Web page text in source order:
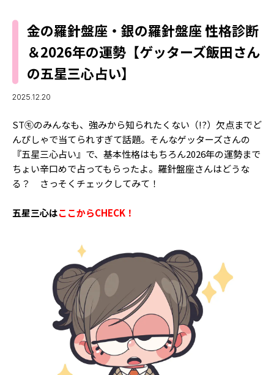
おでかけ
お悩み相談
MODEL'S BLOG
TikTok
Instagram
FORTUNE
ゲッターズ飯田
MISS SEVENTEEN
ミスセブンティーンニュース
MAGAZINE
INFORMATION
Follow us
ST member
新規会員登録・ログイン
金の羅針盤座・銀の羅針盤座 性格診断
＆2026年の運勢【ゲッターズ飯田さん
の五星三心占い】
2025.12.20
ST㋲のみんなも、強みから知られたくない（!?）欠点までど
んぴしゃで当てられすぎて話題。そんなゲッターズさんの
『五星三心占い』で、基本性格はもちろん2026年の運勢まで
ちょい辛口めで占ってもらったよ。羅針盤座さんはどうな
る？ さっそくチェックしてみて！
五星三心はここからCHECK！